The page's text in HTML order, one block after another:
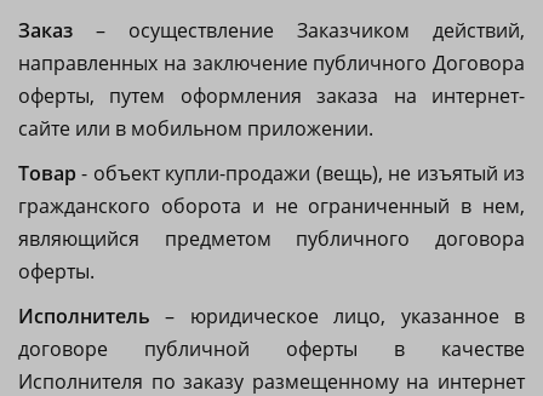
Заказ – осуществление Заказчиком действий,
направленных на заключение публичного Договора
оферты, путем оформления заказа на интернет-
сайте или в мобильном приложении.
Товар - объект купли-продажи (вещь), не изъятый из
гражданского оборота и не ограниченный в нем,
являющийся предметом публичного договора
оферты.
Исполнитель – юридическое лицо, указанное в
договоре публичной оферты в качестве
Исполнителя по заказу размещенному на интернет